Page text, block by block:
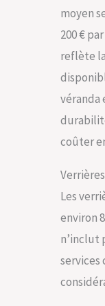
moyen
200 €
reflète
véranda
coûter
Les
environ
n’inclut
services